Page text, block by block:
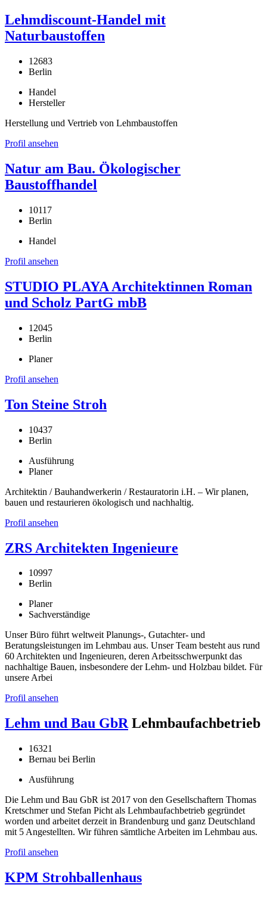
Lehmdiscount-Handel mit
Naturbaustoffen
12683
Berlin
Handel
Hersteller
Herstellung und Vertrieb von Lehmbaustoffen
Profil ansehen
Natur am Bau. Ökologischer
Baustoffhandel
10117
Berlin
Handel
Profil ansehen
STUDIO PLAYA Architektinnen Roman
und Scholz PartG mbB
12045
Berlin
Planer
Profil ansehen
Ton Steine Stroh
10437
Berlin
Ausführung
Planer
Architektin / Bauhandwerkerin / Restauratorin i.H. – Wir planen,
bauen und restaurieren ökologisch und nachhaltig.
Profil ansehen
ZRS Architekten Ingenieure
10997
Berlin
Planer
Sachverständige
Unser Büro führt weltweit Planungs-, Gutachter- und
Beratungsleistungen im Lehmbau aus. Unser Team besteht aus rund
60 Architekten und Ingenieuren, deren Arbeitsschwerpunkt das
nachhaltige Bauen, insbesondere der Lehm- und Holzbau bildet. Für
unsere Arbei
Profil ansehen
Lehm und Bau GbR Lehmbaufachbetrieb
16321
Bernau bei Berlin
Ausführung
Die Lehm und Bau GbR ist 2017 von den Gesellschaftern Thomas
Kretschmer und Stefan Picht als Lehmbaufachbetrieb gegründet
worden und arbeitet derzeit in Brandenburg und ganz Deutschland
mit 5 Angestellten. Wir führen sämtliche Arbeiten im Lehmbau aus.
Profil ansehen
KPM Strohballenhaus